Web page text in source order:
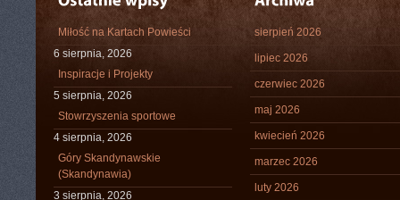
Miłość na Kartach Powieści
6 sierpnia, 2026
Inspiracje i Projekty
5 sierpnia, 2026
Stowrzyszenia sportowe
4 sierpnia, 2026
Góry Skandynawskie
(Skandynawia)
3 sierpnia, 2026
sierpień 2026
lipiec 2026
czerwiec 2026
maj 2026
kwiecień 2026
marzec 2026
luty 2026